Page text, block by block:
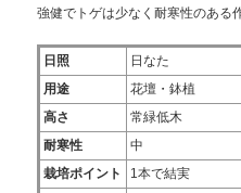
強健でトゲは少なく耐寒性のある
日照
日なた
用途
花壇・鉢植
高さ
常緑低木
耐寒性
中
栽培ポイント
1本で結実